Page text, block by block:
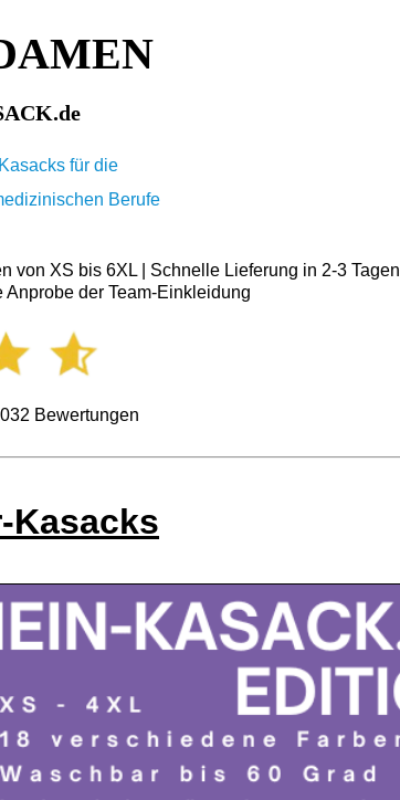
für die
Berufe
XS bis 6XL | Schnelle Lieferung in 2-3 Tagen |
der Team-Einkleidung
Bewertungen
Kasacks